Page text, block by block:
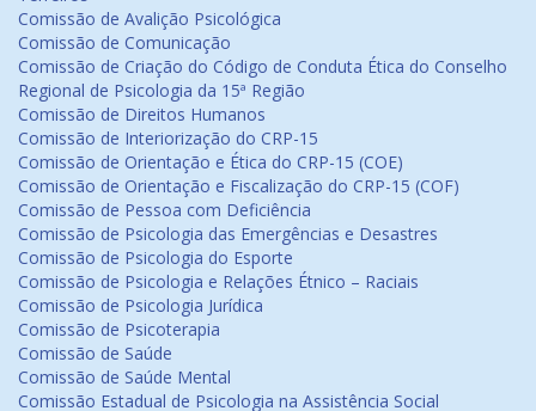
Comissão de Avalição Psicológica
Comissão de Comunicação
Comissão de Criação do Código de Conduta Ética do Conselho
Regional de Psicologia da 15ª Região
Comissão de Direitos Humanos
Comissão de Interiorização do CRP-15
Comissão de Orientação e Ética do CRP-15 (COE)
Comissão de Orientação e Fiscalização do CRP-15 (COF)
Comissão de Pessoa com Deficiência
Comissão de Psicologia das Emergências e Desastres
Comissão de Psicologia do Esporte
Comissão de Psicologia e Relações Étnico – Raciais
Comissão de Psicologia Jurídica
Comissão de Psicoterapia
Comissão de Saúde
Comissão de Saúde Mental
Comissão Estadual de Psicologia na Assistência Social